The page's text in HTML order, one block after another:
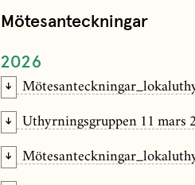
Mötesanteckningar
2026
Uthyrningsgruppen 11 mars